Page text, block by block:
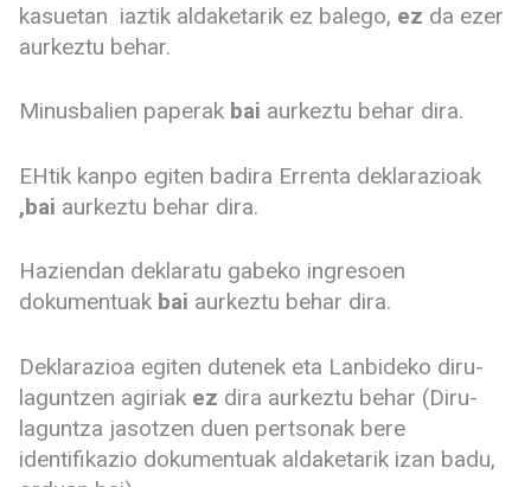
kasuetan iaztik aldaketarik ez balego, ez da ezer
aurkeztu behar.
Minusbalien paperak bai aurkeztu behar dira.
EHtik kanpo egiten badira Errenta deklarazioak
,bai aurkeztu behar dira.
Haziendan deklaratu gabeko ingresoen
dokumentuakbai aurkeztu behar dira.
Deklarazioa egiten dutenek eta Lanbideko diru-
laguntzen agiriak ez dira aurkeztu behar (Diru-
laguntza jasotzen duen pertsonak bere
identifikazio dokumentuak aldaketarik izan badu,